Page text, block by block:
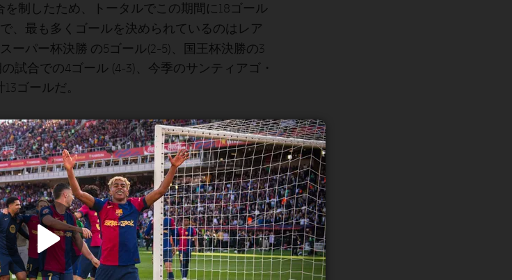
制したため、トータルでこの期間に18ゴール
、 最も多くゴールを決められているのはレア
ーパー杯決勝 の5ゴール(2-5)、国王杯決勝の3
試合での4ゴール (4-3)、今季のサンティアゴ・
ゴールだ。